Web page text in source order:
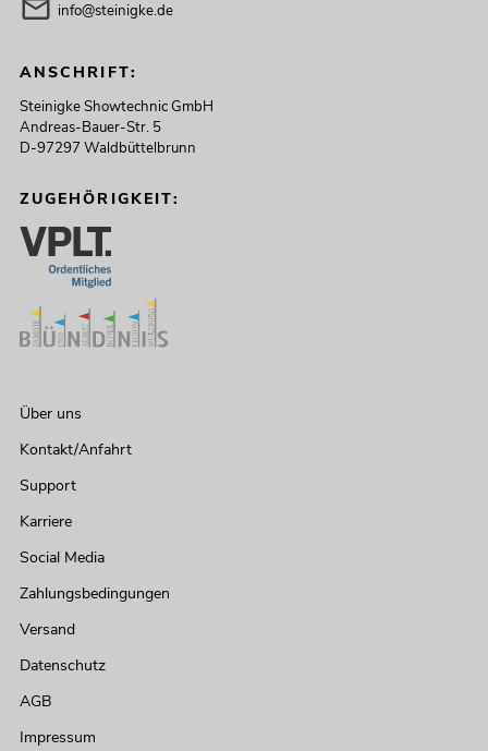
info@steinigke.de
ANSCHRIFT:
Steinigke Showtechnic GmbH
Andreas-Bauer-Str. 5
D-97297 Waldbüttelbrunn
ZUGEHÖRIGKEIT:
Über uns
Kontakt/Anfahrt
Support
Karriere
Social Media
Zahlungsbedingungen
Versand
Datenschutz
AGB
Impressum